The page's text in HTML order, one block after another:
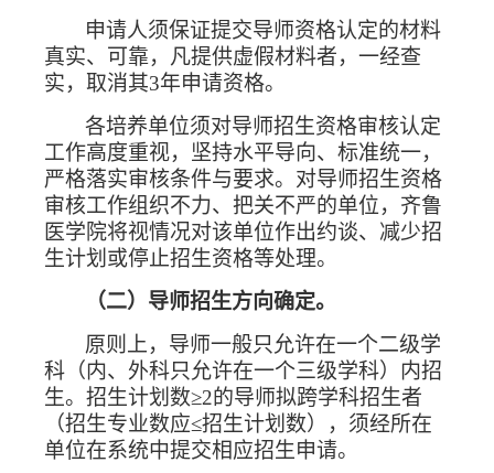
申请人须保证提交导师资格认定的材料
真实、可靠，凡提供虚假材料者，一经查
实，取消其3年申请资格。
各培养单位须对导师招生资格审核认定
工作高度重视，坚持水平导向、标准统一，
严格落实审核条件与要求。对导师招生资格
审核工作组织不力、把关不严的单位，齐鲁
医学院将视情况对该单位作出约谈、减少招
生计划或停止招生资格等处理。
（二）导师招生方向确定。
原则上，导师一般只允许在一个二级学
科（内、外科只允许在一个三级学科）内招
生。招生计划数≥2的导师拟跨学科招生者
（招生专业数应≤招生计划数），须经所在
单位在系统中提交相应招生申请。